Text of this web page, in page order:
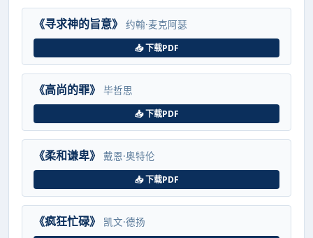
《寻求神的旨意》 约翰·麦克阿瑟
📥 下载PDF
《高尚的罪》 毕哲思
📥 下载PDF
《柔和谦卑》 戴恩·奥特伦
📥 下载PDF
《疯狂忙碌》 凯文·德扬